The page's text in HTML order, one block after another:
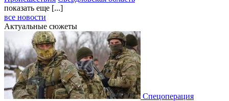
показать еще [...]
все новости
Актуальные сюжеты
Спецоперация